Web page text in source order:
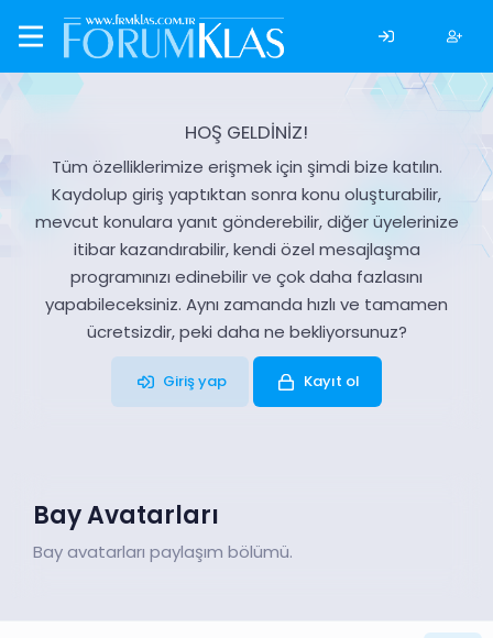
HOŞ GELDİNİZ!
Tüm özelliklerimize erişmek için şimdi bize katılın.
Kaydolup giriş yaptıktan sonra konu oluşturabilir,
mevcut konulara yanıt gönderebilir, diğer üyelerinize
itibar kazandırabilir, kendi özel mesajlaşma
programınızı edinebilir ve çok daha fazlasını
yapabileceksiniz. Aynı zamanda hızlı ve tamamen
ücretsizdir, peki daha ne bekliyorsunuz?
Giriş yap Kayıt ol
Bay Avatarları
Bay avatarları paylaşım bölümü.